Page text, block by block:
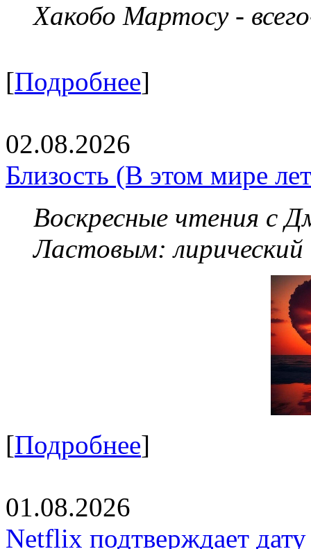
Хакобо Мартосу -
[Подробнее]
02.08.2026
Близость (В этом мире
Воскресные чтения с
Ластовым:
[Подробнее]
01.08.2026
Netflix подтверждает